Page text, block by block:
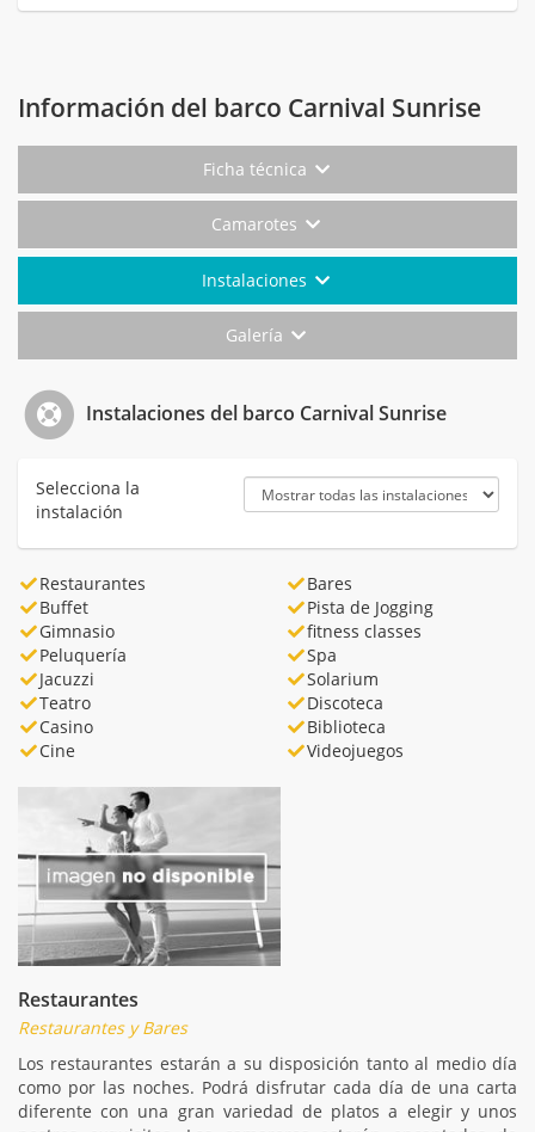
Información del barco Carnival Sunrise
Ficha técnica
Camarotes
Instalaciones
Galería
Instalaciones del barco Carnival Sunrise
Selecciona la
instalación
Restaurantes
Bares
Buffet
Pista de Jogging
Gimnasio
fitness classes
Peluquería
Spa
Jacuzzi
Solarium
Teatro
Discoteca
Casino
Biblioteca
Cine
Videojuegos
Restaurantes
Restaurantes y Bares
Los restaurantes estarán a su disposición tanto al medio día
como por las noches. Podrá disfrutar cada día de una carta
diferente con una gran variedad de platos a elegir y unos